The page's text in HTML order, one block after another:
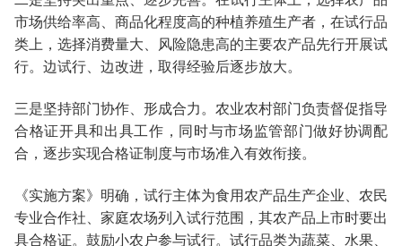
市场供给率高、商品化程度高的种植养殖生产者，在试行品
类上，选择消费量大、风险隐患高的主要农产品先行开展试
行。边试行、边改进，取得经验后逐步放大。
三是坚持部门协作、形成合力。农业农村部门负责督促指导
合格证开具和出具工作，同时与市场监管部门做好协调配
合，逐步实现合格证制度与市场准入有效衔接。
《实施方案》明确，试行主体为食用农产品生产企业、农民
专业合作社、家庭农场列入试行范围，其农产品上市时要出
具合格证。鼓励小农户参与试行。试行品类为蔬菜、水果、